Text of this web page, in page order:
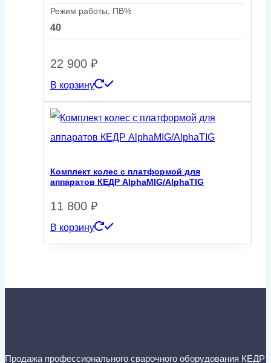
Режим работы, ПВ%
40
22 900 ₽
В корзину
Комплект колес с платформой для
аппаратов КЕДР AlphaMIG/AlphaTIG
11 800 ₽
В корзину
Продажа профессионального сварочного оборудования КЕДР